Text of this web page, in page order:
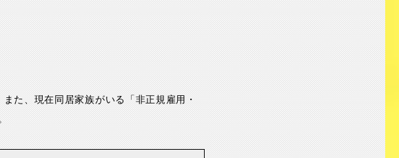
た、現在同居家族がいる「非正規雇用・